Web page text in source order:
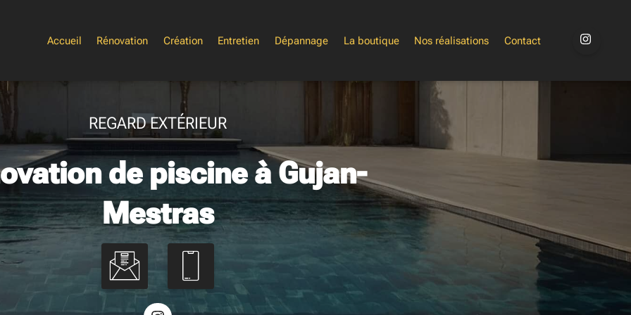
Accueil Rénovation Création Entretien Dépannage La boutique Nos réalisations Contact
REGARD EXTÉRIEUR
de piscine à Gujan-
Mestras